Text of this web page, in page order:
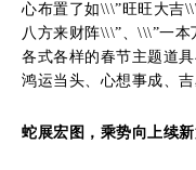
心布置了如\\\”旺旺大吉
八方来财阵\\\”、\\\”一
各式各样的春节主题道
鸿运当头、心想事成、吉
蛇展宏图，乘势向上续